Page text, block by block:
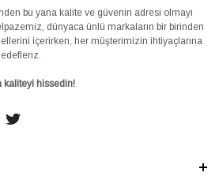
bu yana kalite ve güvenin adresi olmayı
dünyaca ünlü markaların bir birinden
içerirken, her müşterimizin ihtiyaçlarına
kaliteyi hissedin!